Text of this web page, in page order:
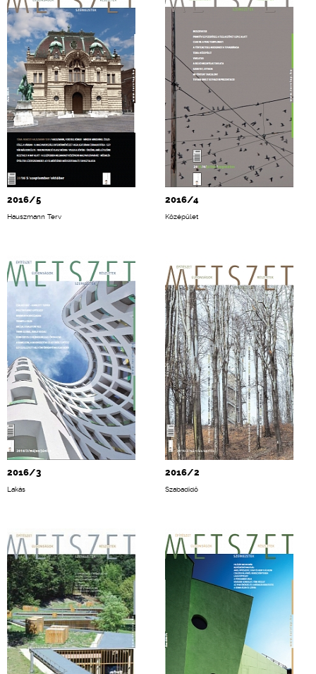
2016/5
Hauszmann Terv
2016/4
Középület
2016/3
Lakás
2016/2
Szabadidő